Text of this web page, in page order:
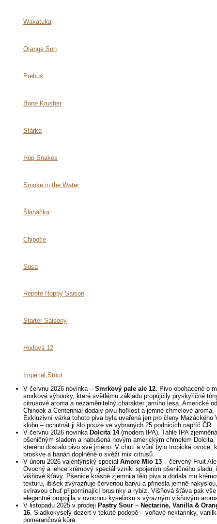
Wakatuka
Orange Sun
Erebus
Bone Krusher
Stárka
Hop Snakes
Smoke in the Water
Šlahačka
Chipotle
Susa
Repete Hoppy Saison
Starter Saisony
Hodová 12
Imperial Stout
V červnu 2026 novinka – Smrkový pale ale 12. Pivo obohacené o
smrkové výhonky, které světlému základu propůjčily pryskyřičné
citrusové aroma a nezaměnitelný charakter jarního lesa. Americké
Chinook a Centennial dodaly pivu hořkost a jemné chmelové aroma.
Exkluzivní várka tohoto piva byla uvařená jen pro členy Mazáckého
klubu – ochutnát ji šlo pouze ve vybraných 25 podnicích napříč ČR.
V červnu 2026 novinka Dolcita 14(modern IPA). Tahle IPA zjemněná
pšeničným sladem a nabušená novým americkým chmelem Dolcita,
kterého dostalo pivo své jméno. V chuti a vůni bylo tropické ovoce,
broskve a banán doplněné o svěží mix citrusů.
V únoru 2026 valentýnský speciál Amore Mio 13 – červený Fruit
Ovocný a lehce krémový speciál vznikl spojením pšeničného sladu,
višňové šťávy. Pšenice krásně zjemnila tělo piva a dodala mu
texturu, ibišek zvýrazňuje červenou barvu a přinesla jemně
svíravou chuť připomínající brusinky a rybíz. Višňová šťáva pak vše
elegantně propojila v ovocnou kyselinku s výrazným višňovým
V listopadu 2025 v prodeji Pastry Sour – Nectarine, Vanilla &
16. Sladkokyselý dezert v tekuté podobě – voňavé nektarinky,
pomerančová kůra.